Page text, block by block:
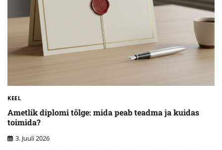
KEEL
Ametlik diplomi tõlge: mida peab teadma ja kuidas
toimida?
3. Juuli 2026